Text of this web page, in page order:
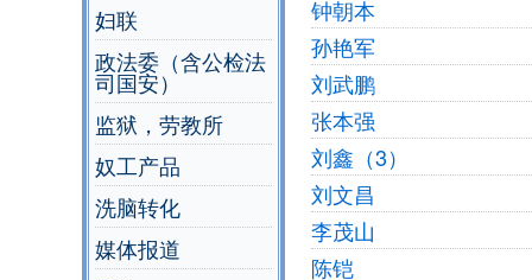
妇联
政法委（含公检法
司国安）
监狱，劳教所
奴工产品
洗脑转化
媒体报道
钟朝本
孙艳军
刘武鹏
张本强
刘鑫（3）
刘文昌
李茂山
陈铠